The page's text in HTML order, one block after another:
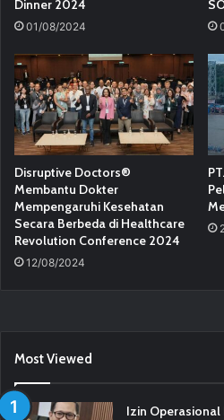
Dinner 2024
01/08/2024
Disruptive Doctors®
Membantu Dokter
Mempengaruhi Kesehatan
Secara Berbeda di Healthcare
Revolution Conference 2024
12/08/2024
Most Viewed
Izin Operasional